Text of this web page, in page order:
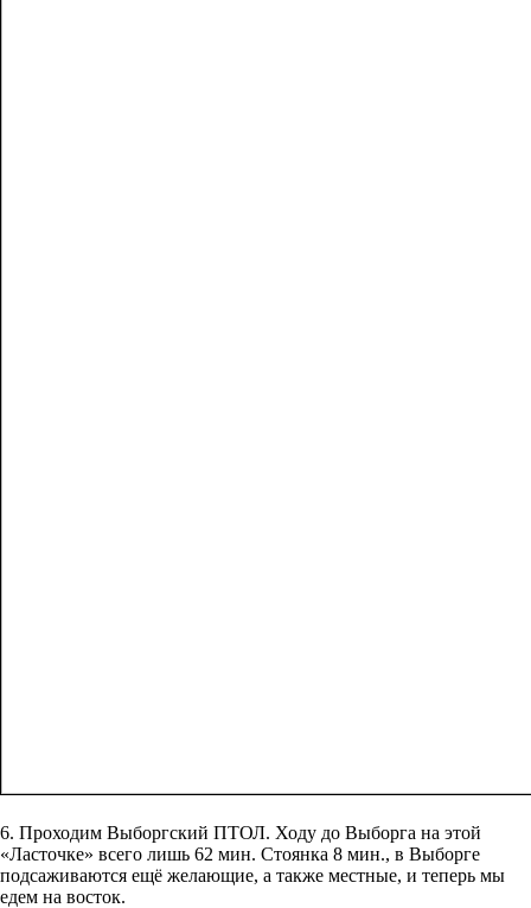
6. Проходим Выборгский ПТОЛ. Ходу до Выборга на этой
«Ласточке» всего лишь 62 мин. Стоянка 8 мин., в Выборге
подсаживаются ещё желающие, а также местные, и теперь мы
едем на восток.